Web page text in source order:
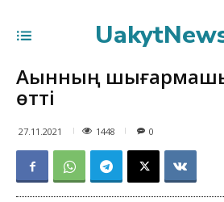
Ақынның
өтті
27.11.2021 1448 0